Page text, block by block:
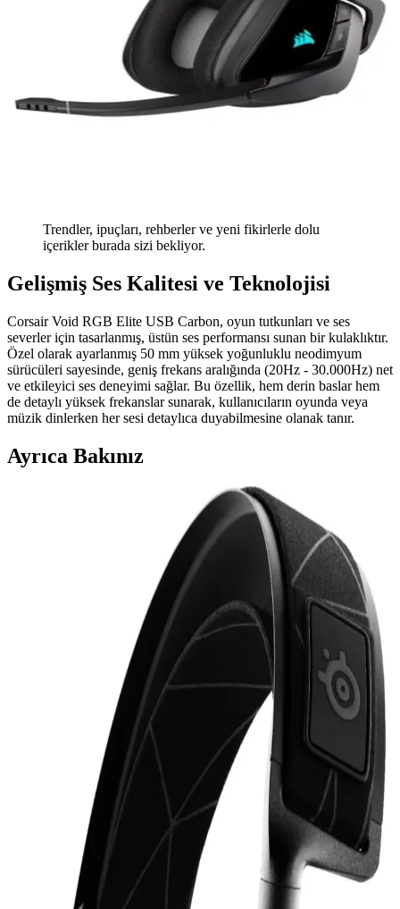
Trendler, ipuçları, rehberler ve yeni fikirlerle dolu
içerikler burada sizi bekliyor.
Gelişmiş Ses Kalitesi ve Teknolojisi
Corsair Void RGB Elite USB Carbon, oyun tutkunları ve ses
severler için tasarlanmış, üstün ses performansı sunan bir kulaklıktır.
Özel olarak ayarlanmış 50 mm yüksek yoğunluklu neodimyum
sürücüleri sayesinde, geniş frekans aralığında (20Hz - 30.000Hz) net
ve etkileyici ses deneyimi sağlar. Bu özellik, hem derin baslar hem
de detaylı yüksek frekanslar sunarak, kullanıcıların oyunda veya
müzik dinlerken her sesi detaylıca duyabilmesine olanak tanır.
Ayrıca Bakınız
İş Görüşmeleri İçin Sony XM5 ve Bose
Kulaklıkların Performans ve Konfor Analizi
Sony XM5 ve Bose kulaklıklar, iş görüşmelerinde ses netliği,
mikrofon hassasiyeti ve konfor açısından değerlendirilir. Sony XM5,
mikrofon kalitesi ve aktif gürültü engelleme ile öne çıkar.
Günlük Hayatta En Çok Tercih Edilen Faydalı
Teknoloji Hediyeleri ve Kullanım Alanları
Günlük hayatta sık kullanılan teknoloji hediyeleri arasında
powerbankler, kablosuz kulaklıklar, akıllı ev ürünleri ve sağlık
teknolojileri öne çıkıyor. Bu ürünler, kullanıcıların rutinlerini
kolaylaştırıyor ve gerçek ihtiyaçlara çözüm sunuyor.
MOBAX Lila Bluetoothlu Işıklı Oyuncu Kulaklığı
Çocuklar ve Gençler İçin Şık ve Fonksiyonel
MOBAX Lila, renkli tasarımı, yüksek ses kalitesi ve kablosuz
kullanım özelliğiyle çocuklar ve gençler için ideal, ergonomik ve şık
bir oyuncu kulaklığıdır.
2. Nesil AirPods Pro ile Kablosuz Ses Deneyiminde